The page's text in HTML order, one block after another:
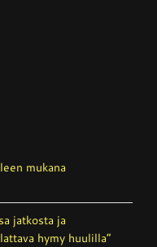
mukana
jatkosta ja
hymy huulilla”